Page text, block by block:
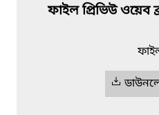
ফাইল প্রিভিউ ওয়েব